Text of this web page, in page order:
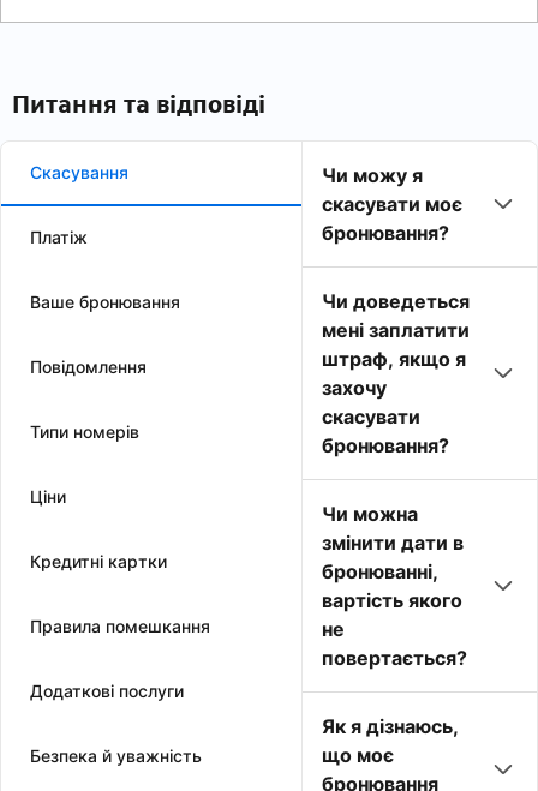
Питання та відповіді
Скасування
Платіж
Ваше бронювання
Повідомлення
Типи номерів
Ціни
Кредитні картки
Правила помешкання
Додаткові послуги
Безпека й уважність
Чи можу я
скасувати моє
бронювання?
Чи доведеться
мені заплатити
штраф, якщо я
захочу
скасувати
бронювання?
Чи можна
змінити дати в
бронюванні,
вартість якого
не
повертається?
Як я дізнаюсь,
що моє
бронювання